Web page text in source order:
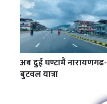
अब दुई घण्टामै नारायणगढ-
बुटवल यात्रा